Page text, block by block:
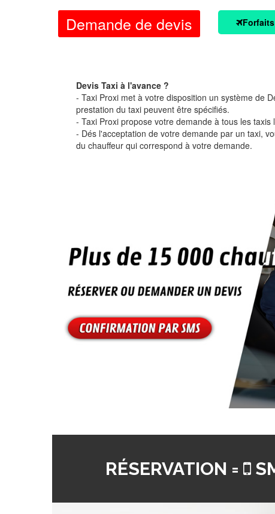
Demande de devis
Devis Taxi à l'avance ?
- Taxi Proxi met à votre disposition un système de
prestation du taxi peuvent être spécifiés.
- Taxi Proxi propose votre demande à tous les taxis
- Dés l'acceptation de votre demande par un taxi,
du chauffeur qui correspond à votre demande.
RÉSERVATION =